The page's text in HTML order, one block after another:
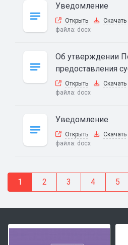
Уведомление
Открыть Скачать
файла: docx
Об утверждении
предоставления
Открыть Скачать
файла: docx
Уведомление
Открыть Скачать
файла: docx
1 2 3 4 5